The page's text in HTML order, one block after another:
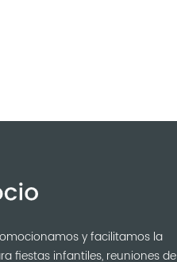
y facilitamos la
fiestas infantiles, reuniones de